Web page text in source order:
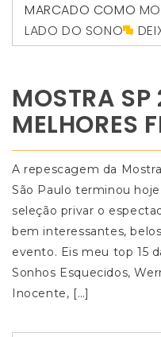
MARCADO COMO
LADO DO SONO
MOSTRA SP
MELHORES
A repescagem da
São Paulo terminou
seleção privar o
bem interessantes,
evento. Eis meu top 15
Sonhos Esquecidos,
Inocente, […]